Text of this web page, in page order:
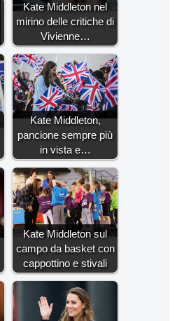
Kate Middleton nel
mirino delle critiche di
Vivienne…
Kate Middleton,
pancione sempre più
in vista e…
Kate Middleton sul
campo da basket con
cappottino e stivali